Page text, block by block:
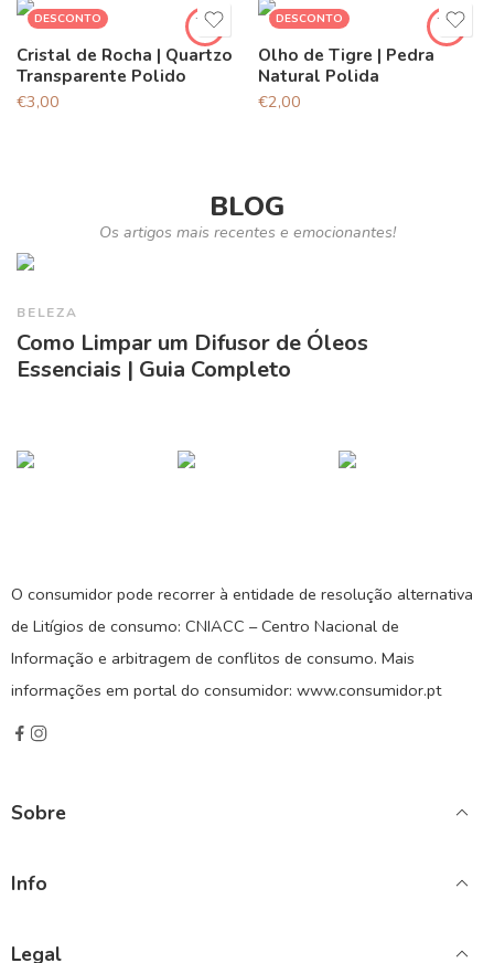
DESCONTO
Cristal de Rocha | Quartzo
Transparente Polido
€3,00
DESCONTO
Olho de Tigre | Pedra
Natural Polida
€2,00
BLOG
Os artigos mais recentes e emocionantes!
BELEZA
Como Limpar um Difusor de Óleos
Essenciais | Guia Completo
O consumidor pode recorrer à entidade de resolução alternativa
de Litígios de consumo: CNIACC – Centro Nacional de
Informação e arbitragem de conflitos de consumo. Mais
informações em portal do consumidor: www.consumidor.pt
Sobre
Info
Legal